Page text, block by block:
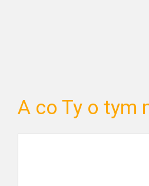
A co Ty o tym